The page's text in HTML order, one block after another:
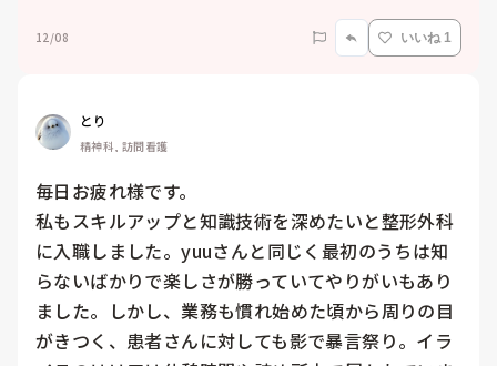
12/08 いいね 1
とり
精神科, 訪問看護
毎日お疲れ様です。
私もスキルアップと知識技術を深めたいと整形外科
に入職しました。yuuさんと同じく最初のうちは知
らないばかりで楽しさが勝っていてやりがいもあり
ました。しかし、業務も慣れ始めた頃から周りの目
がきつく、患者さんに対しても影で暴言祭り。イラ